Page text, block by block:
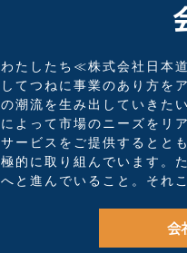
わたしたち≪株式会社日本
してつねに事業のあり方を
の潮流を生み出していきた
によって市場のニーズをリ
サービスをご提供するとと
極的に取り組んでいます。
へと進んでいること。それ
会